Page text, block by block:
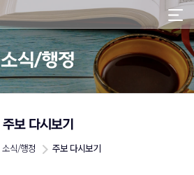
소식/행정
주보 다시보기
소식/행정 주보 다시보기